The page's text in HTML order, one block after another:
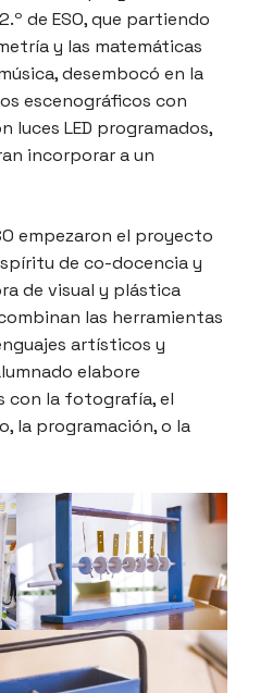
de ESO, que partiendo
y las matemáticas
desembocó en la
escenográficos con
luces LED programados,
incorporar a un
empezaron el proyecto
de co-docencia y
de visual y plástica
las herramientas
artísticos y
elabore
con la fotografía, el
la programación, o la